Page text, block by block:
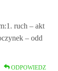
ruch – akt
– odd
ODPOWIEDZ